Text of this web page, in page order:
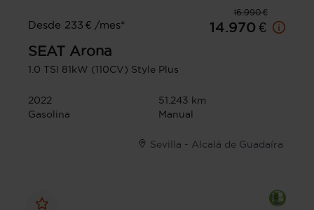
16.990 €
Desde 233 € /mes*
14.970 €
SEAT Arona
1.0 TSI 81kW (110CV) Style Plus
2022
51.243 km
Gasolina
Manual
Sevilla - Alcalá de Guadaíra